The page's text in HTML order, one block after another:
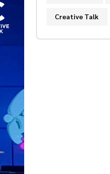
Creative Talk